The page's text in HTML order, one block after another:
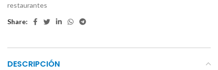
restaurantes
Share:
DESCRIPCIÓN